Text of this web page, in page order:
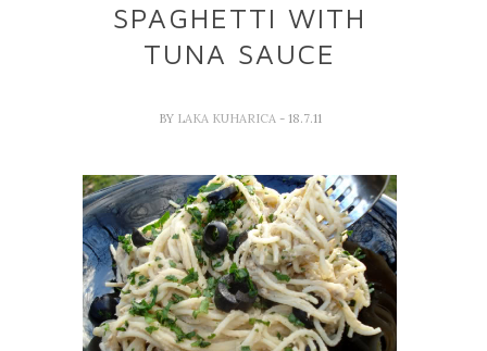
SPAGHETTI WITH
TUNA SAUCE
BY LAKA KUHARICA - 18.7.11